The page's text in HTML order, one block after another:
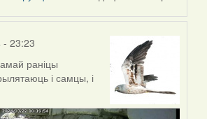
23:23
раніцы
і самцы, і